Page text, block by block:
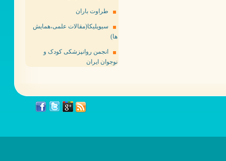
طراوت باران
سیویلیکا(مقالات علمی،همایش
ها)
انجمن روانپزشکی کودک و
نوجوان ایران